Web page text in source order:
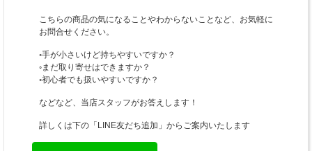
こちらの商品の気になることやわからないことなど、お気軽に
お問合せください。
◦手が小さいけど持ちやすいですか？
◦まだ取り寄せはできますか？
◦初心者でも扱いやすいですか？
などなど、当店スタッフがお答えします！
詳しくは下の「LINE友だち追加」からご案内いたします